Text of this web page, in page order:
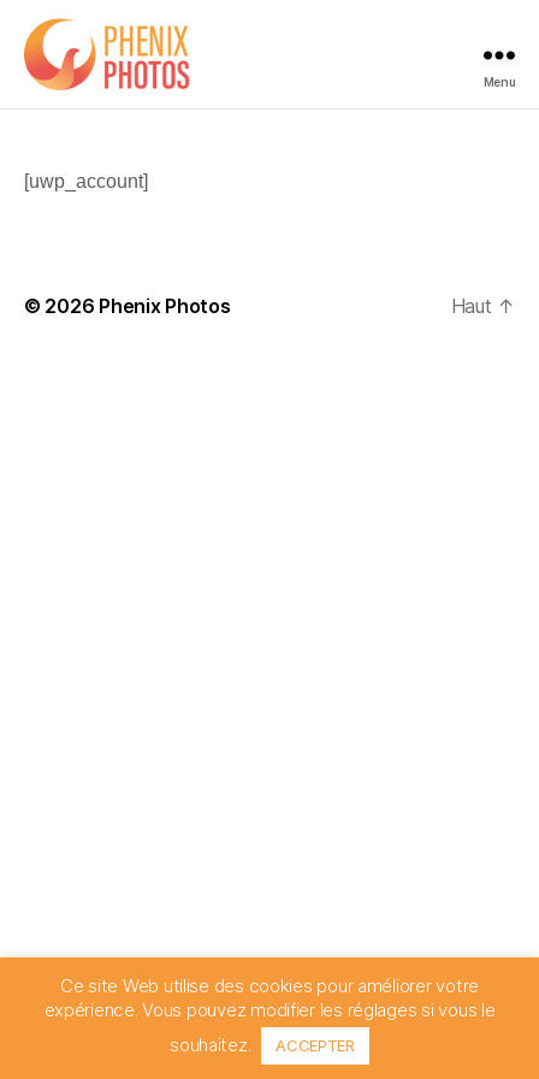
Menu
[uwp_account]
© 2026 Phenix Photos Haut ↑
Ce site Web utilise des cookies pour améliorer votre
expérience. Vous pouvez modifier les réglages si vous le
souhaitez.
ACCEPTER